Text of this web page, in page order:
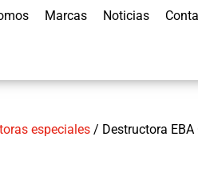
Marcas Noticias
especiales / Destructora EBA